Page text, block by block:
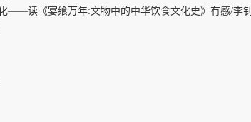
读《宴飨万年:文物中的中华饮食文化史》有感/李钊